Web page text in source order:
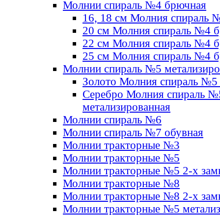
Молнии спираль №4 брючная
16, 18 см Молния спираль
20 см Молния спираль №4
22 см Молния спираль №4
25 см Молния спираль №4
Молнии спираль №5
Золото Молния спираль №5
Серебро Молния спираль
метализированная
Молнии спираль №6
Молнии спираль №7 обувная
Молнии тракторные №3
Молнии тракторные №5
Молнии тракторные №5 2-х
Молнии тракторные №8
Молнии тракторные №8 2-х
Молнии тракторные №5